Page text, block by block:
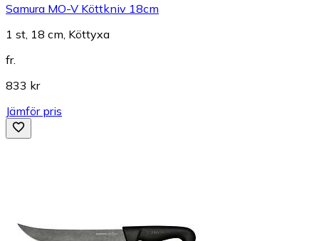
Samura MO-V Köttkniv 18cm
1 st, 18 cm, Köttyxa
fr.
833 kr
Jämför pris